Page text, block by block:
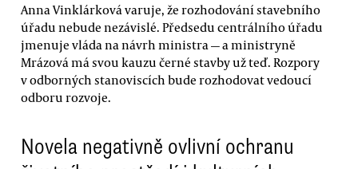
Anna Vinklárková varuje, že rozhodování stavebního
úřadu nebude nezávislé. Předsedu centrálního úřadu
jmenuje vláda na návrh ministra — a ministryně
Mrázová má svou kauzu černé stavby už teď. Rozpory
v odborných stanoviscích bude rozhodovat vedoucí
odboru rozvoje.
Novela negativně ovlivní ochranu